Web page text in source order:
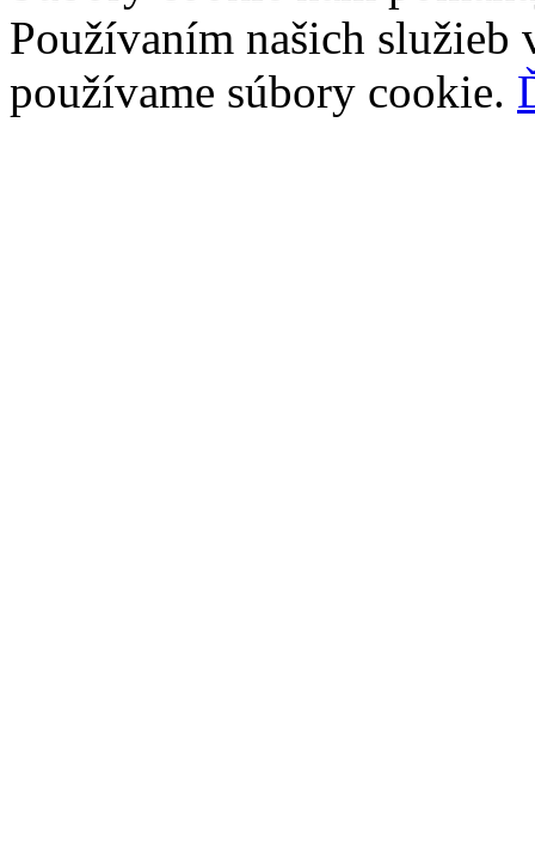
Používaním našich služieb
používame súbory cookie.